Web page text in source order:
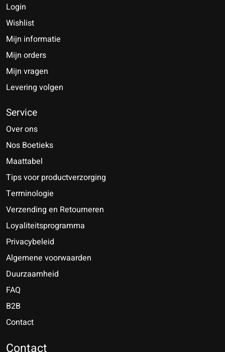
Login
Wishlist
Mijn informatie
Mijn orders
Mijn vragen
Levering volgen
Service
Over ons
Nos Boetieks
Maattabel
Tips voor productverzorging
Terminologie
Verzending en Retourneren
Loyaliteitsprogramma
Privacybeleid
Algemene voorwaarden
Duurzaamheid
FAQ
B2B
Contact
Contact